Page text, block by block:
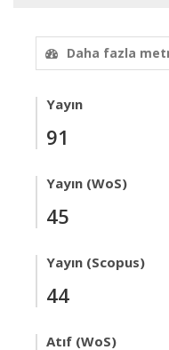
Daha fazla
Yayın
91
Yayın (WoS)
45
Yayın (Scopus)
44
Atıf (WoS)